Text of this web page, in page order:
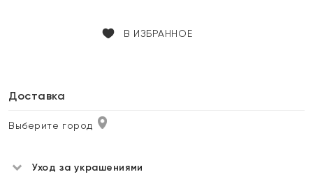
В ИЗБРАННОЕ
Доставка
Выберите город
Уход за украшениями